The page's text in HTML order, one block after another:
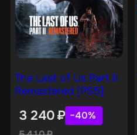
The Last of Us Part II
Remastered [PS5]
3 240₽ −40%